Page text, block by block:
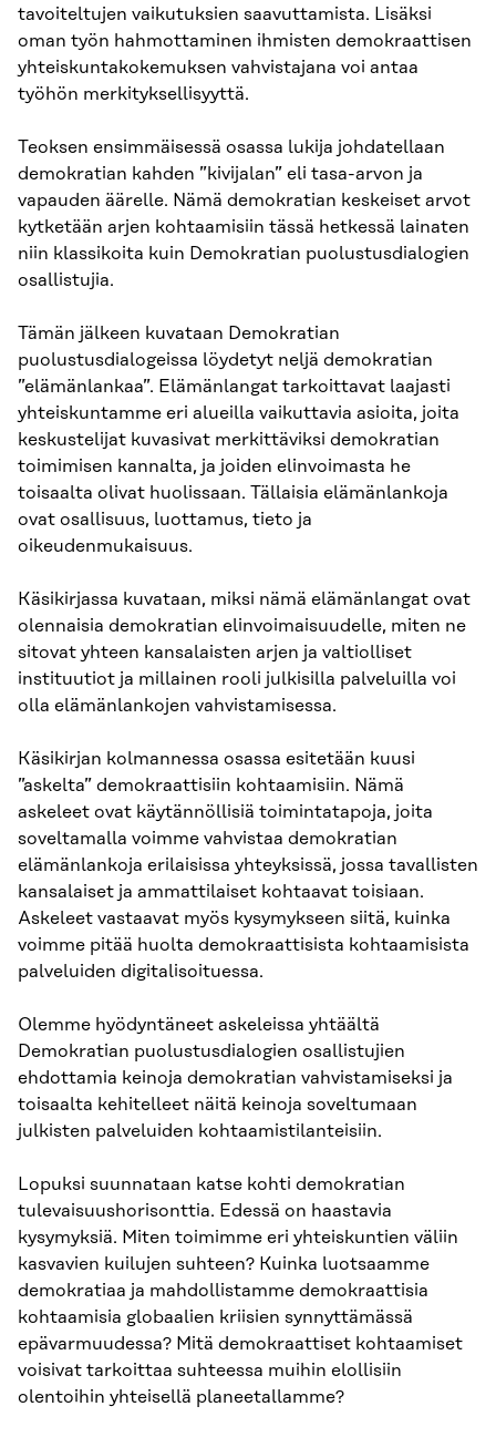
tavoiteltujen vaikutuksien saavuttamista. Lisäksi
oman työn hahmottaminen ihmisten demokraattisen
yhteiskuntakokemuksen vahvistajana voi antaa
työhön merkityksellisyyttä.
Teoksen ensimmäisessä osassa lukija johdatellaan
demokratian kahden ”kivijalan” eli tasa-arvon ja
vapauden äärelle. Nämä demokratian keskeiset arvot
kytketään arjen kohtaamisiin tässä hetkessä lainaten
niin klassikoita kuin Demokratian puolustusdialogien
osallistujia.
Tämän jälkeen kuvataan Demokratian
puolustusdialogeissa löydetyt neljä demokratian
”elämänlankaa”. Elämänlangat tarkoittavat laajasti
yhteiskuntamme eri alueilla vaikuttavia asioita, joita
keskustelijat kuvasivat merkittäviksi demokratian
toimimisen kannalta, ja joiden elinvoimasta he
toisaalta olivat huolissaan. Tällaisia elämänlankoja
ovat osallisuus, luottamus, tieto ja
oikeudenmukaisuus.
Käsikirjassa kuvataan, miksi nämä elämänlangat ovat
olennaisia demokratian elinvoimaisuudelle, miten ne
sitovat yhteen kansalaisten arjen ja valtiolliset
instituutiot ja millainen rooli julkisilla palveluilla voi
olla elämänlankojen vahvistamisessa.
Käsikirjan kolmannessa osassa esitetään kuusi
”askelta” demokraattisiin kohtaamisiin. Nämä
askeleet ovat käytännöllisiä toimintatapoja, joita
soveltamalla voimme vahvistaa demokratian
elämänlankoja erilaisissa yhteyksissä, jossa tavallisten
kansalaiset ja ammattilaiset kohtaavat toisiaan.
Askeleet vastaavat myös kysymykseen siitä, kuinka
voimme pitää huolta demokraattisista kohtaamisista
palveluiden digitalisoituessa.
Olemme hyödyntäneet askeleissa yhtäältä
Demokratian puolustusdialogien osallistujien
ehdottamia keinoja demokratian vahvistamiseksi ja
toisaalta kehitelleet näitä keinoja soveltumaan
julkisten palveluiden kohtaamistilanteisiin.
Lopuksi suunnataan katse kohti demokratian
tulevaisuushorisonttia. Edessä on haastavia
kysymyksiä. Miten toimimme eri yhteiskuntien väliin
kasvavien kuilujen suhteen? Kuinka luotsaamme
demokratiaa ja mahdollistamme demokraattisia
kohtaamisia globaalien kriisien synnyttämässä
epävarmuudessa? Mitä demokraattiset kohtaamiset
voisivat tarkoittaa suhteessa muihin elollisiin
olentoihin yhteisellä planeetallamme?